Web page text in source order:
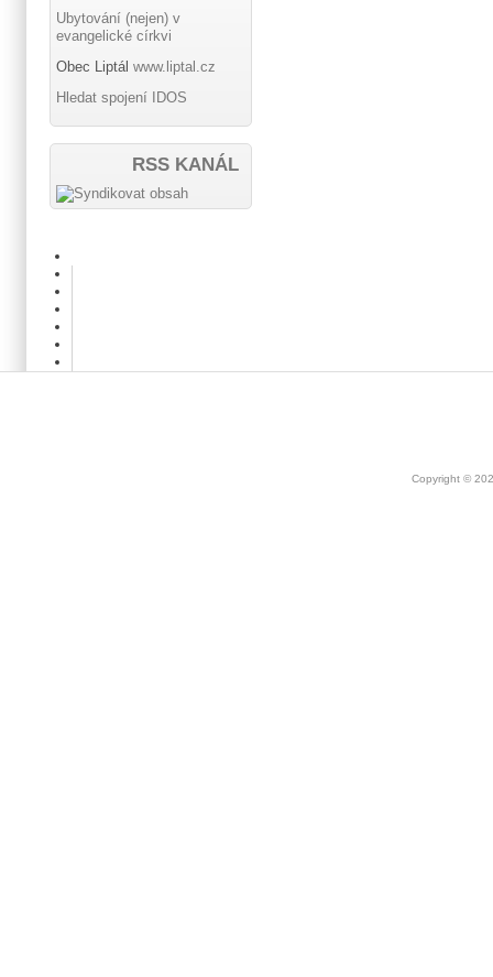
Ubytování (nejen) v
evangelické církvi
Obec Liptál www.liptal.cz
Hledat spojení IDOS
RSS KANÁL
Copyright ©